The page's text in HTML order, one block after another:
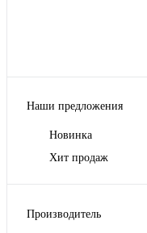
Наши предложения
Новинка
Хит продаж
Производитель